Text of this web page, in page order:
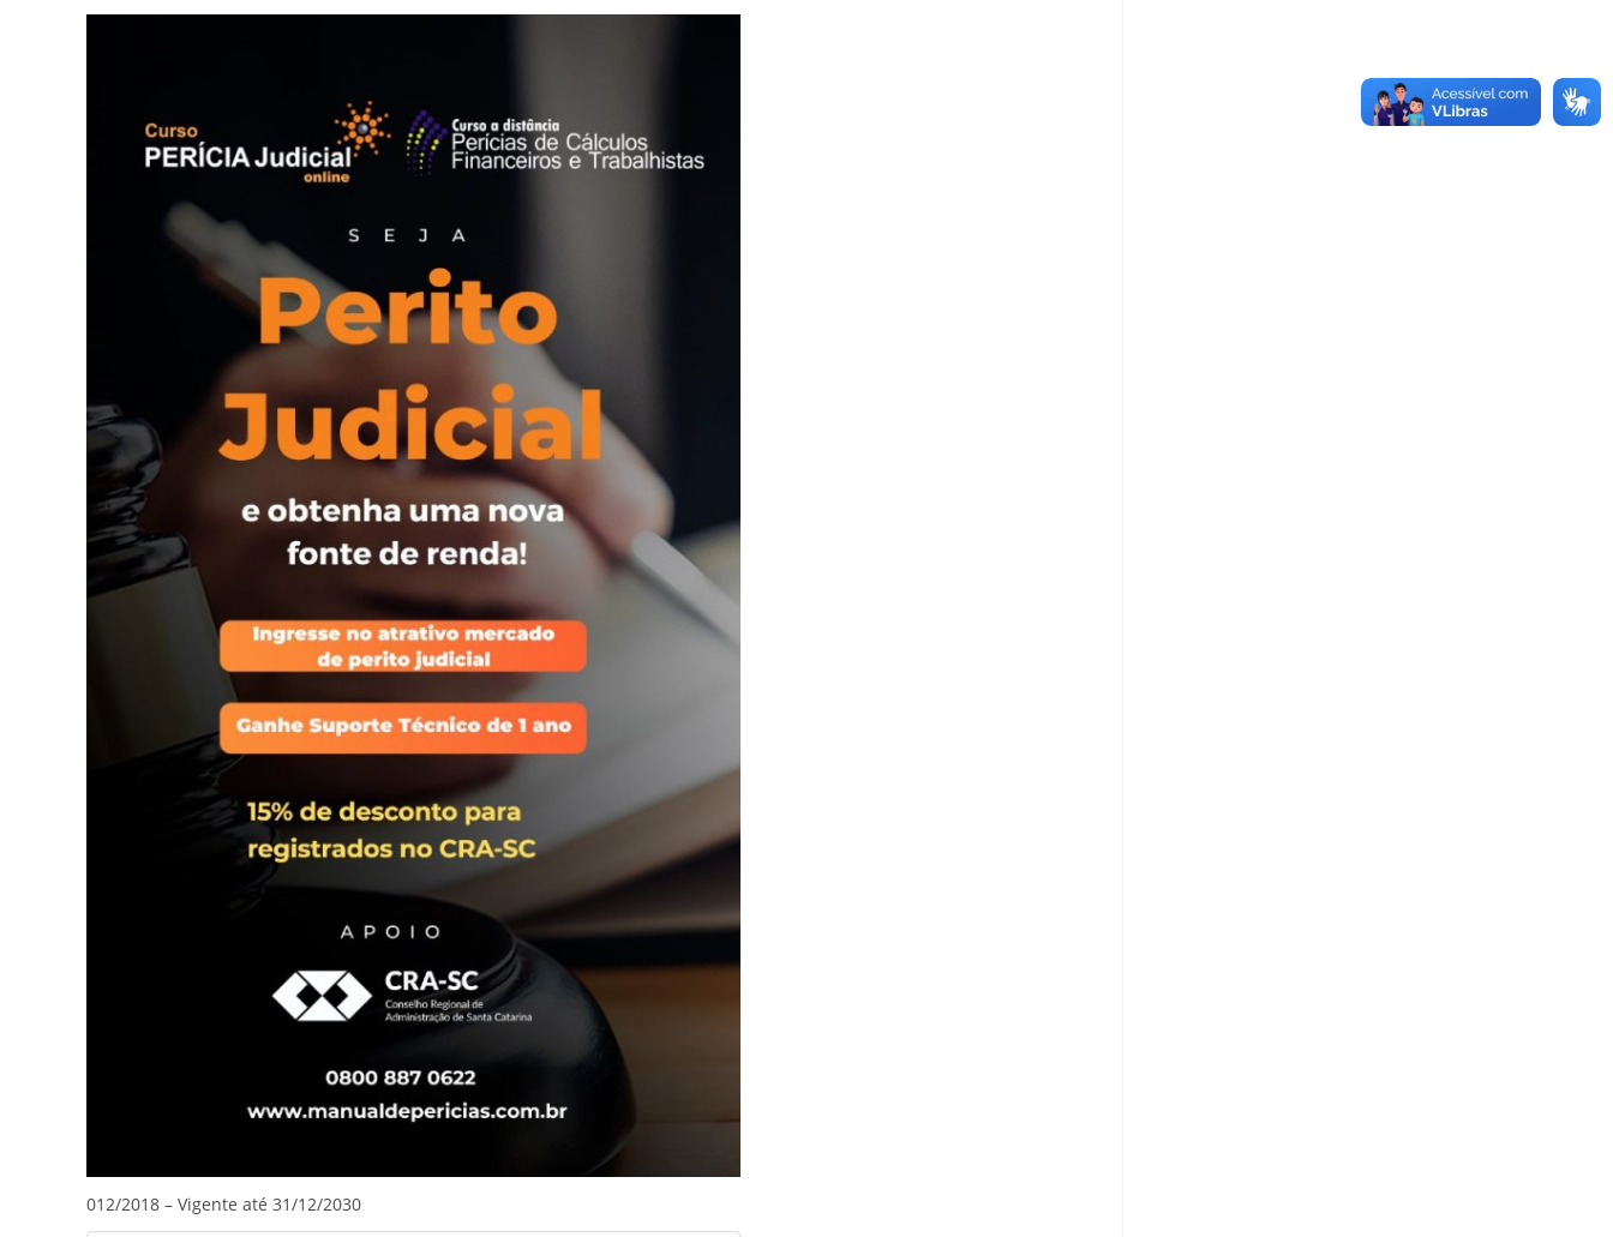
012/2018 – Vigente até 31/12/2030